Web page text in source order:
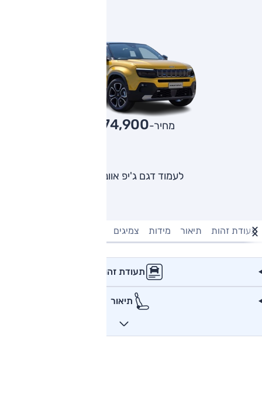
מחיר-₪174,900
לעמוד דגם ג'יפ אוונג'ר
תעודת זהות תיאור מידות צמיגים
תעודת זהות
תיאור